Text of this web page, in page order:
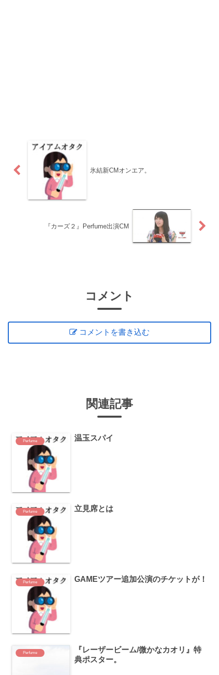
関連記事
Perfume 温玉スパイ
Perfume 立見席とは
Perfume GAMEツアー追加公演のチケットが！
Perfume
『レーザービーム/微かなカオリ』特
典ポスター。
氷結新CMオンエア。
『カーズ２』Perfume出演CM
コメント
コメントを書き込む